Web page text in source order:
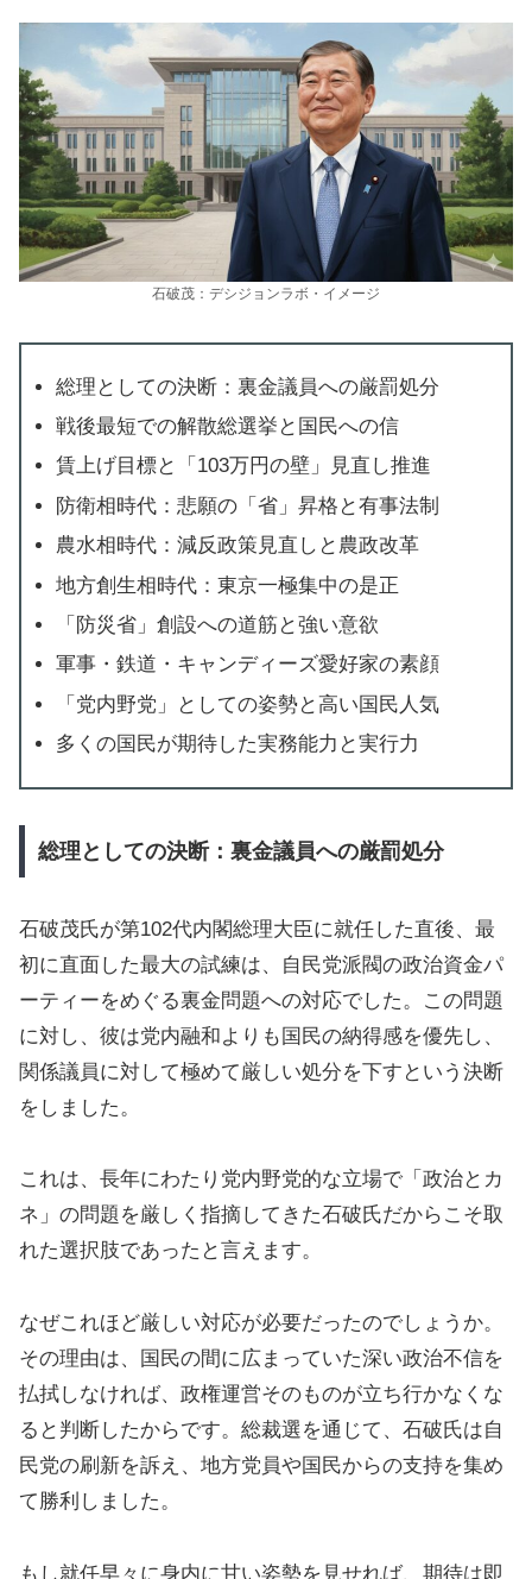
石破茂：デシジョンラボ・イメージ
総理としての決断：裏金議員への厳罰処分
戦後最短での解散総選挙と国民への信
賃上げ目標と「103万円の壁」見直し推進
防衛相時代：悲願の「省」昇格と有事法制
農水相時代：減反政策見直しと農政改革
地方創生相時代：東京一極集中の是正
「防災省」創設への道筋と強い意欲
軍事・鉄道・キャンディーズ愛好家の素顔
「党内野党」としての姿勢と高い国民人気
多くの国民が期待した実務能力と実行力
総理としての決断：裏金議員への厳罰処分
石破茂氏が第102代内閣総理大臣に就任した直後、最
初に直面した最大の試練は、自民党派閥の政治資金パ
ーティーをめぐる裏金問題への対応でした。この問題
に対し、彼は党内融和よりも国民の納得感を優先し、
関係議員に対して極めて厳しい処分を下すという決断
をしました。
これは、長年にわたり党内野党的な立場で「政治とカ
ネ」の問題を厳しく指摘してきた石破氏だからこそ取
れた選択肢であったと言えます。
なぜこれほど厳しい対応が必要だったのでしょうか。
その理由は、国民の間に広まっていた深い政治不信を
払拭しなければ、政権運営そのものが立ち行かなくな
ると判断したからです。総裁選を通じて、石破氏は自
民党の刷新を訴え、地方党員や国民からの支持を集め
て勝利しました。
もし就任早々に身内に甘い姿勢を見せれば、期待は即